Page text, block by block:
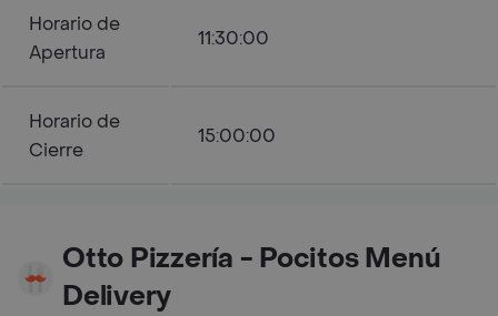
Horario de
Apertura
11:30:00
Horario de
Cierre
15:00:00
Otto Pizzería - Pocitos Menú
Delivery